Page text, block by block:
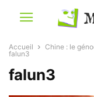
Accueil
Chine : le
falun3
falun3